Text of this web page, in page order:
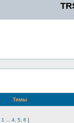
Темы
1 4 5 6 ]